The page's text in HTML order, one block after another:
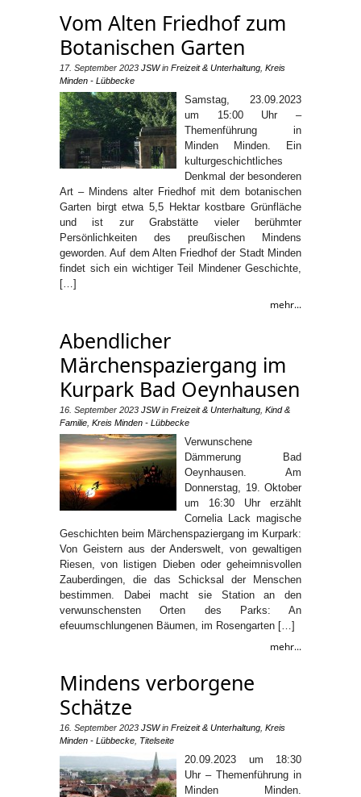
Vom Alten Friedhof zum
Botanischen Garten
17. September 2023 JSWin Freizeit & Unterhaltung Kreis
Minden - Lübbecke
Samstag, 23.09.2023
um 15:00 Uhr –
Themenführung in
Minden Minden. Ein
kulturgeschichtliches
Denkmal der besonderen
Art – Mindens alter Friedhof mit dem botanischen
Garten birgt etwa 5,5 Hektar kostbare Grünfläche
und ist zur Grabstätte vieler berühmter
Persönlichkeiten des preußischen Mindens
geworden. Auf dem Alten Friedhof der Stadt Minden
findet sich ein wichtiger Teil Mindener Geschichte,
[…]
mehr...
Abendlicher
Märchenspaziergang im
Kurpark Bad Oeynhausen
16. September 2023 JSWin Freizeit & Unterhaltung Kind &
Familie Kreis Minden - Lübbecke
Verwunschene
Dämmerung Bad
Oeynhausen. Am
Donnerstag, 19. Oktober
um 16:30 Uhr erzählt
Cornelia Lack magische
Geschichten beim Märchenspaziergang im Kurpark:
Von Geistern aus der Anderswelt, von gewaltigen
Riesen, von listigen Dieben oder geheimnisvollen
Zauberdingen, die das Schicksal der Menschen
bestimmen. Dabei macht sie Station an den
verwunschensten Orten des Parks: An
efeuumschlungenen Bäumen, im Rosengarten […]
mehr...
Mindens verborgene
Schätze
16. September 2023 JSWin Freizeit & Unterhaltung Kreis
Minden - Lübbecke Titelseite
20.09.2023 um 18:30
Uhr – Themenführung in
Minden Minden.